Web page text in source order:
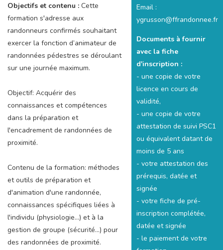
Objectifs et contenu : Cette
formation s'adresse aux
randonneurs confirmés souhaitant
exercer la fonction d’animateur de
randonnées pédestres se déroulant
sur une journée maximum.
Objectif: Acquérir des
connaissances et compétences
dans la préparation et
l'encadrement de randonnées de
proximité.
Contenu de la formation: méthodes
et outils de préparation et
d'animation d'une randonnée,
connaissances spécifiques liées à
l'individu (physiologie...) et à la
gestion de groupe (sécurité...) pour
des randonnées de proximité.
Email :
ygrusson@ffrandonnee.fr
Documents à fournir
avec la fiche
d'inscription :
- une copie de votre
licence en cours de
validité,
- une copie de votre
attestation de suivi PSC1
ou équivalent datant de
moins de 5 ans
- votre attestation des
prérequis, datée et
signée
- votre fiche de pré-
inscription complétée,
datée et signée
- le paiement de votre